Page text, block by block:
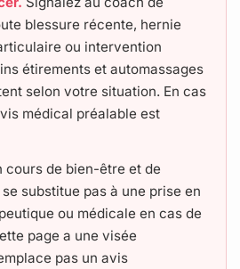
blessure récente, hernie
ou intervention
étirements et automassages
selon votre situation. En cas
médical préalable est
cours de bien-être et de
substitue pas à une prise en
ou médicale en cas de
page a une visée
pas un avis